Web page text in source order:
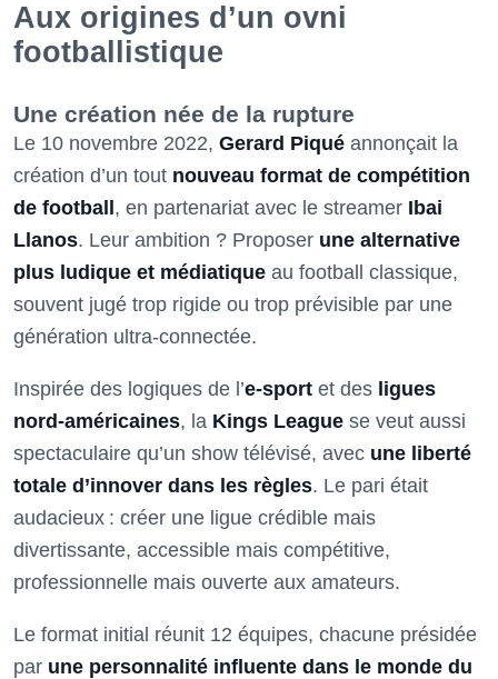
Aux origines d’un ovni
footballistique
Une création née de la rupture
Le 10 novembre 2022, Gerard Piqué annonçait la
création d’un tout nouveau format de compétition
de football , en partenariat avec le streamer Ibai
Llanos. Leur ambition ? Proposer une alternative
plus ludique et médiatique au football classique,
souvent jugé trop rigide ou trop prévisible par une
génération ultra-connectée.
Inspirée des logiques de l’e-sport et des ligues
nord-américaines, la Kings League se veut aussi
spectaculaire qu’un show télévisé, avec une liberté
totale d’innover dans les règles. Le pari était
audacieux : créer une ligue crédible mais
divertissante, accessible mais compétitive,
professionnelle mais ouverte aux amateurs.
Le format initial réunit 12 équipes, chacune présidée
par une personnalité influente dans le monde du